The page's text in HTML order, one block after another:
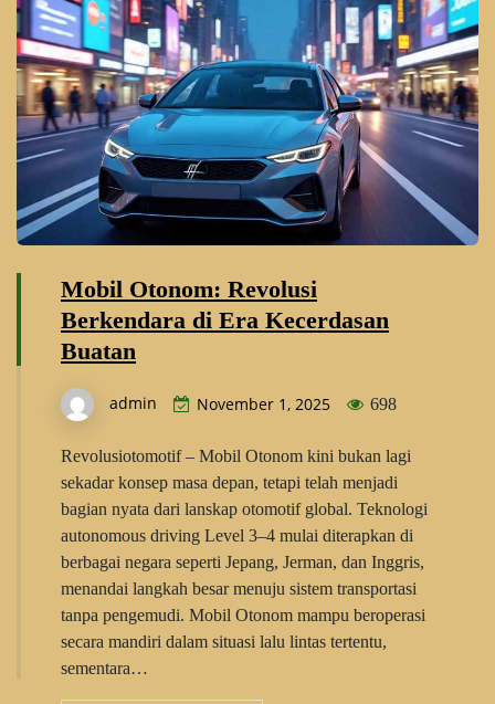
Mobil Otonom: Revolusi
Berkendara di Era Kecerdasan
Buatan
admin November 1, 2025 698
Revolusiotomotif – Mobil Otonom kini bukan lagi
sekadar konsep masa depan, tetapi telah menjadi
bagian nyata dari lanskap otomotif global. Teknologi
autonomous driving Level 3–4 mulai diterapkan di
berbagai negara seperti Jepang, Jerman, dan Inggris,
menandai langkah besar menuju sistem transportasi
tanpa pengemudi. Mobil Otonom mampu beroperasi
secara mandiri dalam situasi lalu lintas tertentu,
sementara…